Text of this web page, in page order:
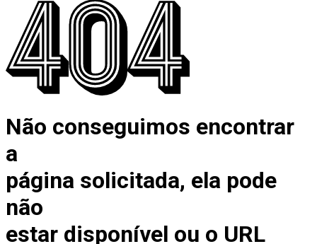
Não conseguimos encontrar
a
página solicitada, ela pode
não
estar disponível ou o URL